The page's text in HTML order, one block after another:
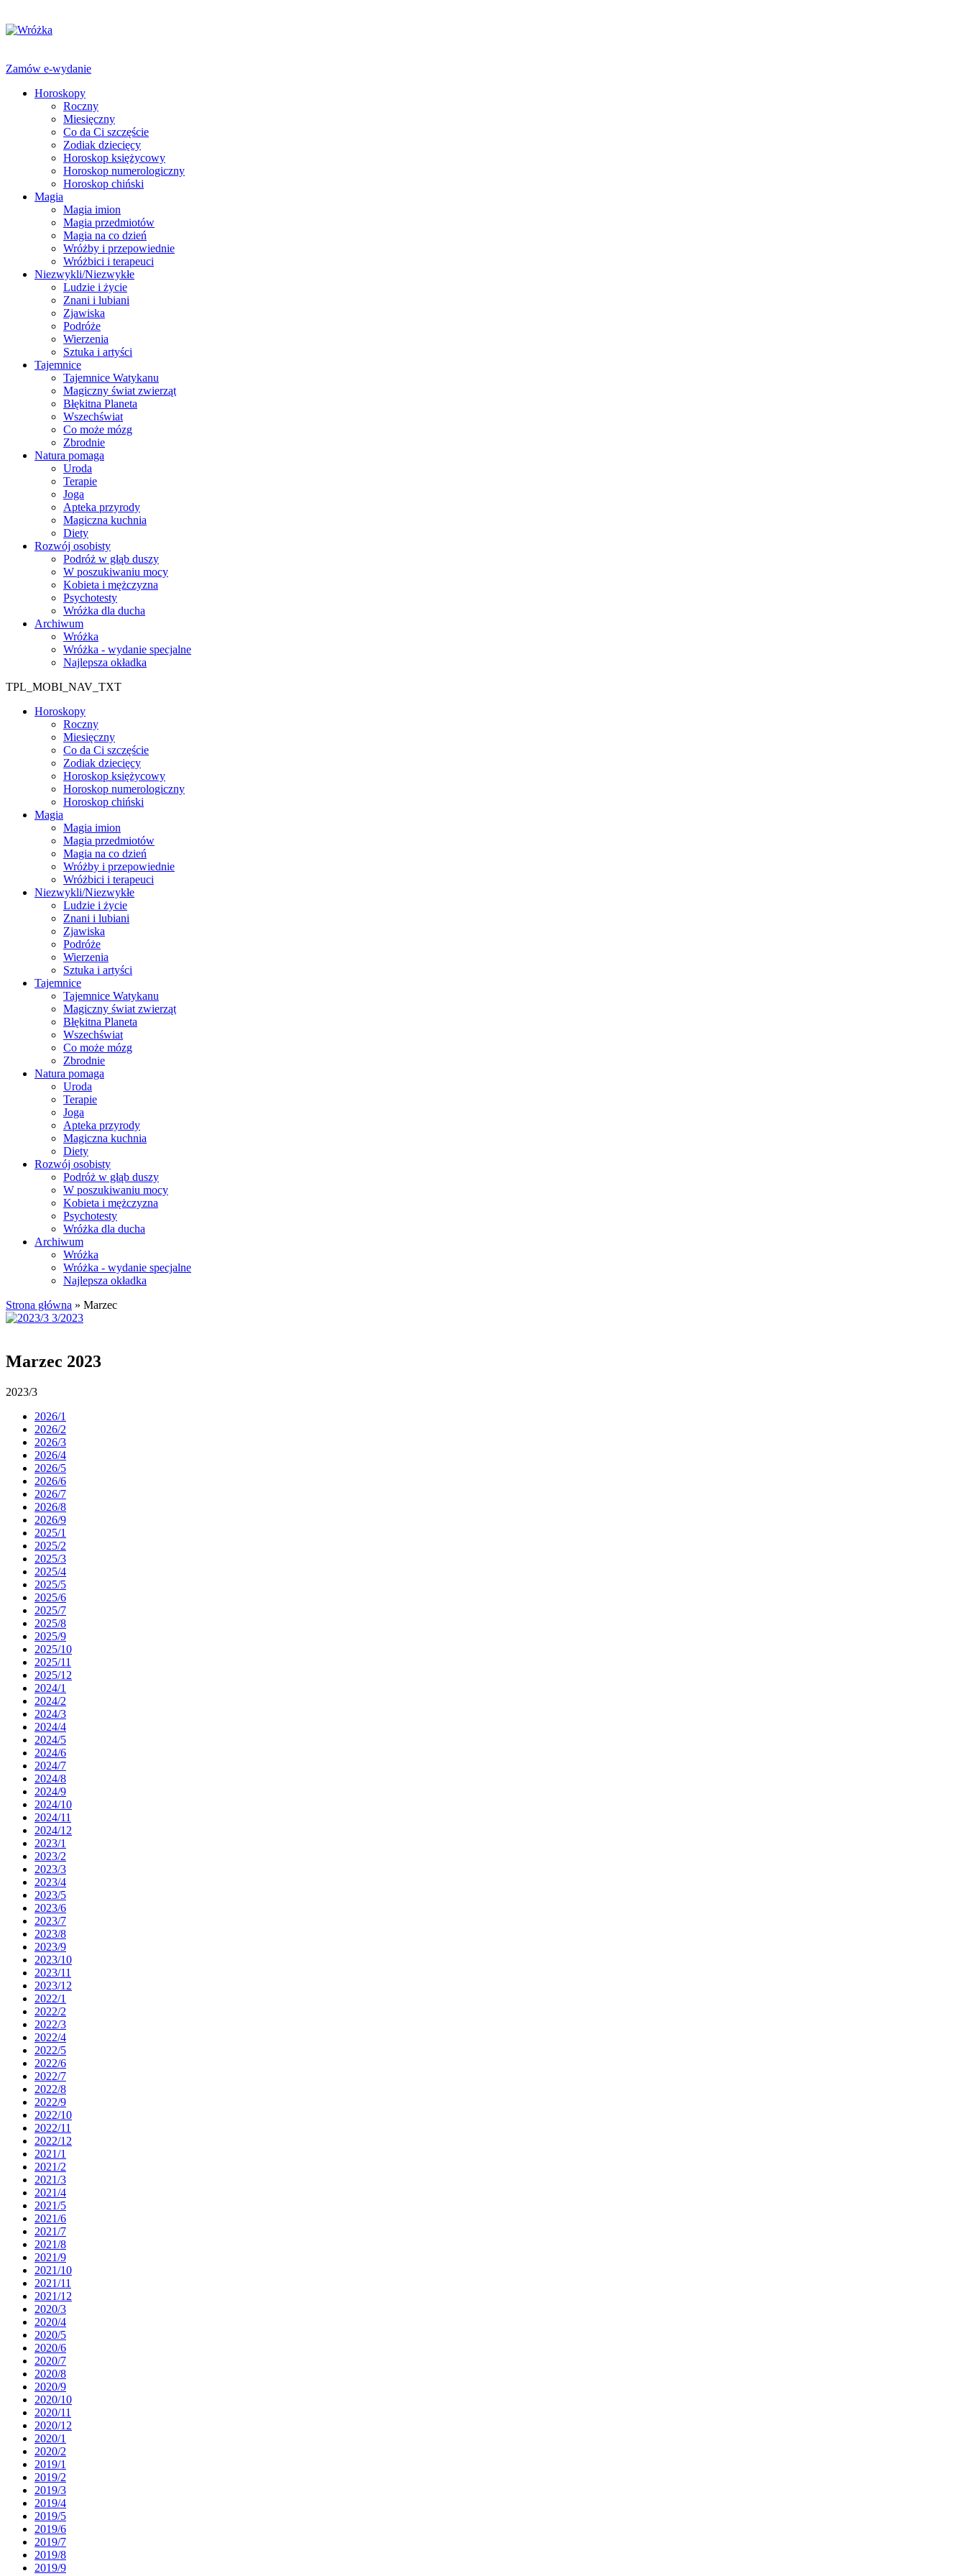
Zamów e-wydanie
Horoskopy
Roczny
Miesięczny
Co da Ci szczęście
Zodiak dziecięcy
Horoskop księżycowy
Horoskop numerologiczny
Horoskop chiński
Magia
Magia imion
Magia przedmiotów
Magia na co dzień
Wróżby i przepowiednie
Wróżbici i terapeuci
Niezwykli/Niezwykłe
Ludzie i życie
Znani i lubiani
Zjawiska
Podróże
Wierzenia
Sztuka i artyści
Tajemnice
Tajemnice Watykanu
Magiczny świat zwierząt
Błękitna Planeta
Wszechświat
Co może mózg
Zbrodnie
Natura pomaga
Uroda
Terapie
Joga
Apteka przyrody
Magiczna kuchnia
Diety
Rozwój osobisty
Podróż w głąb duszy
W poszukiwaniu mocy
Kobieta i mężczyzna
Psychotesty
Wróżka dla ducha
Archiwum
Wróżka
Wróżka - wydanie specjalne
Najlepsza okładka
TPL_MOBI_NAV_TXT
Horoskopy
Roczny
Miesięczny
Co da Ci szczęście
Zodiak dziecięcy
Horoskop księżycowy
Horoskop numerologiczny
Horoskop chiński
Magia
Magia imion
Magia przedmiotów
Magia na co dzień
Wróżby i przepowiednie
Wróżbici i terapeuci
Niezwykli/Niezwykłe
Ludzie i życie
Znani i lubiani
Zjawiska
Podróże
Wierzenia
Sztuka i artyści
Tajemnice
Tajemnice Watykanu
Magiczny świat zwierząt
Błękitna Planeta
Wszechświat
Co może mózg
Zbrodnie
Natura pomaga
Uroda
Terapie
Joga
Apteka przyrody
Magiczna kuchnia
Diety
Rozwój osobisty
Podróż w głąb duszy
W poszukiwaniu mocy
Kobieta i mężczyzna
Psychotesty
Wróżka dla ducha
Archiwum
Wróżka
Wróżka - wydanie specjalne
Najlepsza okładka
Strona główna » Marzec
Marzec 2023
2023/3
2026/1
2026/2
2026/3
2026/4
2026/5
2026/6
2026/7
2026/8
2026/9
2025/1
2025/2
2025/3
2025/4
2025/5
2025/6
2025/7
2025/8
2025/9
2025/10
2025/11
2025/12
2024/1
2024/2
2024/3
2024/4
2024/5
2024/6
2024/7
2024/8
2024/9
2024/10
2024/11
2024/12
2023/1
2023/2
2023/3
2023/4
2023/5
2023/6
2023/7
2023/8
2023/9
2023/10
2023/11
2023/12
2022/1
2022/2
2022/3
2022/4
2022/5
2022/6
2022/7
2022/8
2022/9
2022/10
2022/11
2022/12
2021/1
2021/2
2021/3
2021/4
2021/5
2021/6
2021/7
2021/8
2021/9
2021/10
2021/11
2021/12
2020/3
2020/4
2020/5
2020/6
2020/7
2020/8
2020/9
2020/10
2020/11
2020/12
2020/1
2020/2
2019/1
2019/2
2019/3
2019/4
2019/5
2019/6
2019/7
2019/8
2019/9